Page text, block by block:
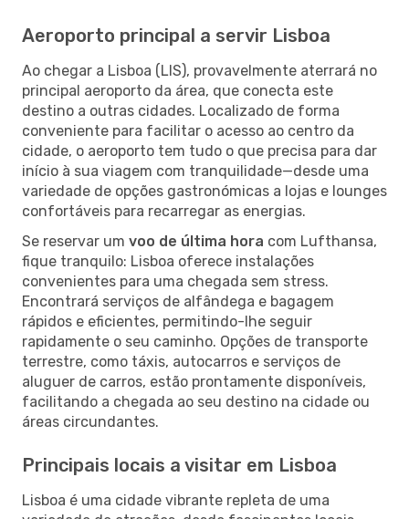
Aeroporto principal a servir Lisboa
Ao chegar a Lisboa (LIS), provavelmente aterrará no
principal aeroporto da área, que conecta este
destino a outras cidades. Localizado de forma
conveniente para facilitar o acesso ao centro da
cidade, o aeroporto tem tudo o que precisa para dar
início à sua viagem com tranquilidade—desde uma
variedade de opções gastronómicas a lojas e lounges
confortáveis para recarregar as energias.
Se reservar um voo de última hora com Lufthansa,
fique tranquilo: Lisboa oferece instalações
convenientes para uma chegada sem stress.
Encontrará serviços de alfândega e bagagem
rápidos e eficientes, permitindo-lhe seguir
rapidamente o seu caminho. Opções de transporte
terrestre, como táxis, autocarros e serviços de
aluguer de carros, estão prontamente disponíveis,
facilitando a chegada ao seu destino na cidade ou
áreas circundantes.
Principais locais a visitar em Lisboa
Lisboa é uma cidade vibrante repleta de uma